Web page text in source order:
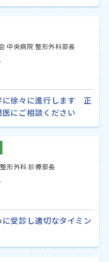
中央病院 整形外科部長
に徐々に進行します 正
にご相談ください
形外科 診療部長
受診し適切なタイミン